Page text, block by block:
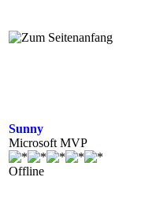
Sunny
Microsoft MVP
Offline